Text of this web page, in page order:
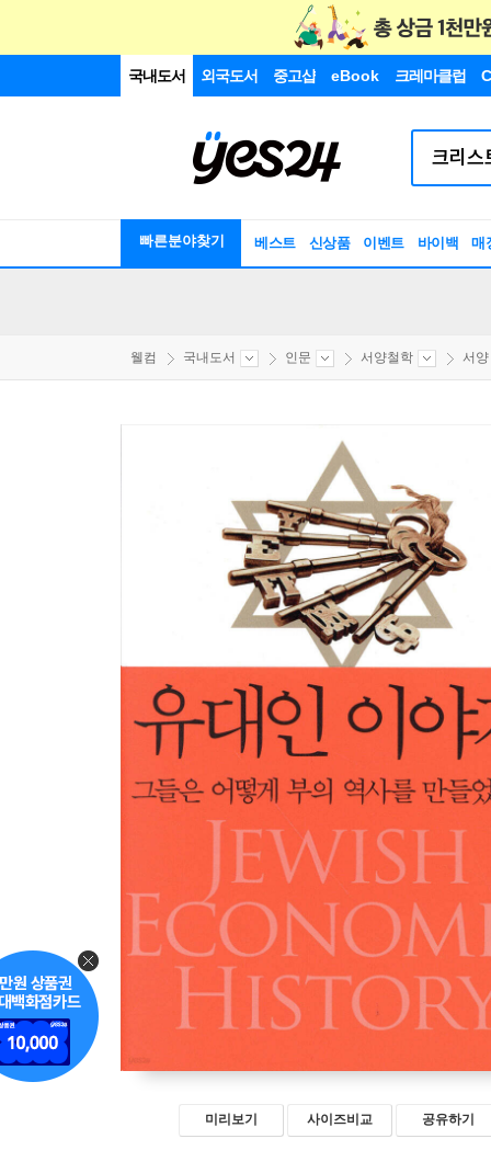
국내도서 외국도서 중고샵 eBook 크레마클럽
빠른분야찾기 베스트 신상품 이벤트 바이백 매
웰컴 국내도서 인문 서양철학 서
미리보기 사이즈비교 공유하기